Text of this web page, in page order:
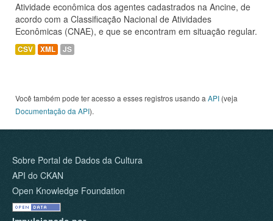
Atividade econômica dos agentes cadastrados na Ancine, de
acordo com a Classificação Nacional de Atividades
Econômicas (CNAE), e que se encontram em situação regular.
CSV XML JS
Você também pode ter acesso a esses registros usando a API (veja
Documentação da API).
Sobre Portal de Dados da Cultura
API do CKAN
Open Knowledge Foundation